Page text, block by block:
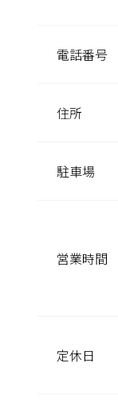
閉じる
電話番号
住所
駐車場
営業時間
定休日